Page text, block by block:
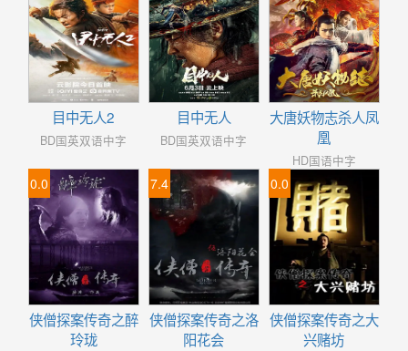
目中无人2
BD国英双语中字
目中无人
BD国英双语中字
大唐妖物志杀人凤
凰
HD国语中字
0.0
侠僧探案传奇之醉
玲珑
7.4
侠僧探案传奇之洛
阳花会
0.0
侠僧探案传奇之大
兴赌坊